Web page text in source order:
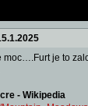
moc….Furt je to
- Wikipedia